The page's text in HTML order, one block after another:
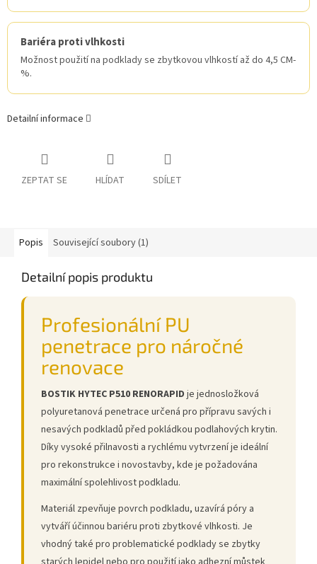
Bariéra proti vlhkosti
Možnost použití na podklady se zbytkovou vlhkostí až do 4,5 CM-
%.
Detailní informace
ZEPTAT SE HLÍDAT SDÍLET
Popis Související soubory (1)
Detailní popis produktu
Profesionální PU
penetrace pro náročné
renovace
BOSTIK HYTEC P510 RENORAPID je jednosložková
polyuretanová penetrace určená pro přípravu savých i
nesavých podkladů před pokládkou podlahových krytin.
Díky vysoké přilnavosti a rychlému vytvrzení je ideální
pro rekonstrukce i novostavby, kde je požadována
maximální spolehlivost podkladu.
Materiál zpevňuje povrch podkladu, uzavírá póry a
vytváří účinnou bariéru proti zbytkové vlhkosti. Je
vhodný také pro problematické podklady se zbytky